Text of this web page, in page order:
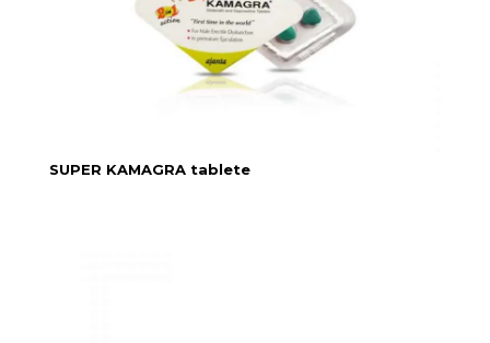
SUPER KAMAGRA tablete